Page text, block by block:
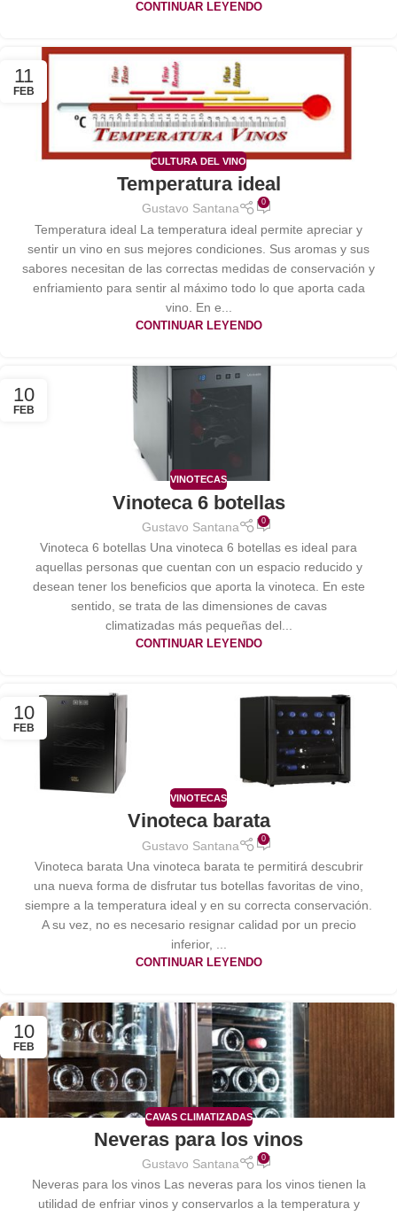
CONTINUAR LEYENDO
11
FEB
CULTURA DEL VINO
Temperatura ideal
Gustavo Santana 0
Temperatura ideal La temperatura ideal permite apreciar y
sentir un vino en sus mejores condiciones. Sus aromas y sus
sabores necesitan de las correctas medidas de conservación y
enfriamiento para sentir al máximo todo lo que aporta cada
vino. En e...
CONTINUAR LEYENDO
10
FEB
VINOTECAS
Vinoteca 6 botellas
Gustavo Santana 0
Vinoteca 6 botellas Una vinoteca 6 botellas es ideal para
aquellas personas que cuentan con un espacio reducido y
desean tener los beneficios que aporta la vinoteca. En este
sentido, se trata de las dimensiones de cavas
climatizadas más pequeñas del...
CONTINUAR LEYENDO
10
FEB
VINOTECAS
Vinoteca barata
Gustavo Santana 0
Vinoteca barata Una vinoteca barata te permitirá descubrir
una nueva forma de disfrutar tus botellas favoritas de vino,
siempre a la temperatura ideal y en su correcta conservación.
A su vez, no es necesario resignar calidad por un precio
inferior, ...
CONTINUAR LEYENDO
10
FEB
CAVAS CLIMATIZADAS
Neveras para los vinos
Gustavo Santana 0
Neveras para los vinos Las neveras para los vinos tienen la
utilidad de enfriar vinos y conservarlos a la temperatura y